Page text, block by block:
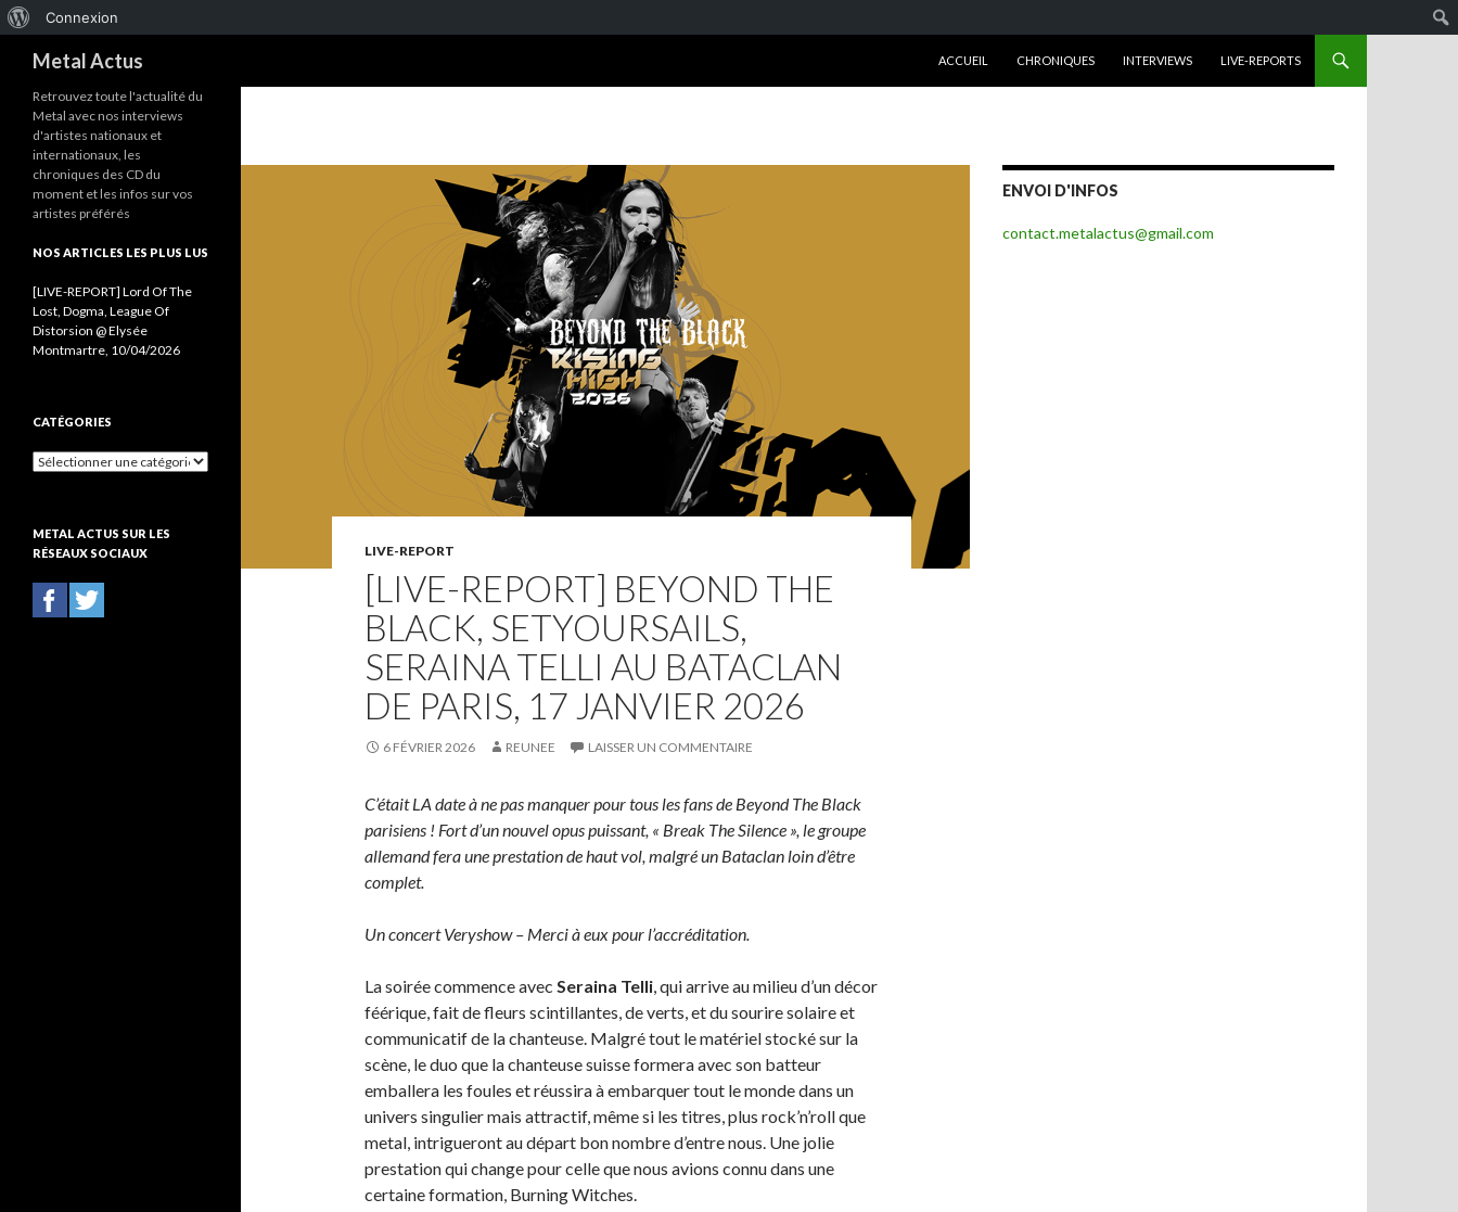
Metal Actus
ACCUEIL
CHRONIQUES INTERVIEWS LIVE-REPORTS
LIVE-REPORT
[LIVE-REPORT] BEYOND THE
BLACK, SETYOURSAILS,
SERAINA TELLI AU BATACLAN
DE PARIS, 17 JANVIER 2026
6 FÉVRIER 2026 REUNEE LAISSER UN COMMENTAIRE
C’était LA date à ne pas manquer pour tous les fans de Beyond The Black
parisiens ! Fort d’un nouvel opus puissant, « Break The Silence », le groupe
allemand fera une prestation de haut vol, malgré un Bataclan loin d’être
complet.
Un concert Veryshow – Merci à eux pour l’accréditation.
La soirée commence avec Seraina Telli, qui arrive au milieu d’un décor
féérique, fait de fleurs scintillantes, de verts, et du sourire solaire et
communicatif de la chanteuse. Malgré tout le matériel stocké sur la
scène, le duo que la chanteuse suisse formera avec son batteur
emballera les foules et réussira à embarquer tout le monde dans un
univers singulier mais attractif, même si les titres, plus rock’n’roll que
metal, intrigueront au départ bon nombre d’entre nous. Une jolie
prestation qui change pour celle que nous avions connu dans une
certaine formation, Burning Witches.
ENVOI D'INFOS
contact.metalactus@gmail.com
Retrouvez toute l'actualité du
Metal avec nos interviews
d'artistes nationaux et
internationaux, les
chroniques des CD du
moment et les infos sur vos
artistes préférés
NOS ARTICLES LES PLUS LUS
[LIVE-REPORT] Lord Of The
Lost, Dogma, League Of
Distorsion @ Elysée
Montmartre, 10/04/2026
CATÉGORIES
C
g
o
e
METAL ACTUS SUR LES
RÉSEAUX SOCIAUX
propos
WordPress
Connexion